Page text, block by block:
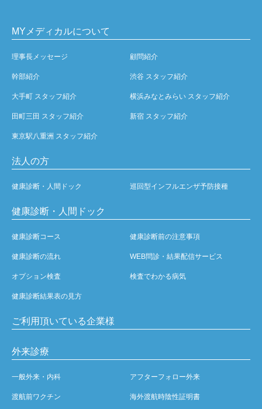
MYメディカルについて
理事長メッセージ 顧問紹介
幹部紹介 渋谷 スタッフ紹介
大手町 スタッフ紹介 横浜みなとみらい スタッフ紹介
田町三田 スタッフ紹介 新宿 スタッフ紹介
東京駅八重洲 スタッフ紹介
法人の方
健康診断・人間ドック 巡回型インフルエンザ予防接種
健康診断・人間ドック
健康診断コース 健康診断前の注意事項
健康診断の流れ WEB問診・結果配信サービス
オプション検査 検査でわかる病気
健康診断結果表の見方
ご利用頂いている企業様
外来診療
一般外来・内科 アフターフォロー外来
渡航前ワクチン 海外渡航時陰性証明書